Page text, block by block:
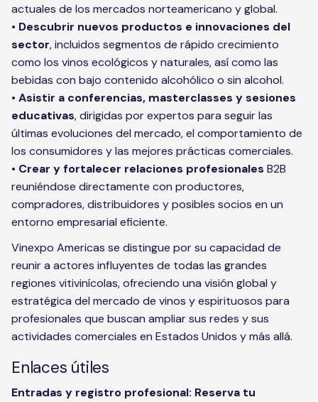
actuales de los mercados norteamericano y global.
• Descubrir nuevos productos e innovaciones del
sector, incluidos segmentos de rápido crecimiento
como los vinos ecológicos y naturales, así como las
bebidas con bajo contenido alcohólico o sin alcohol.
• Asistir a conferencias, masterclasses y sesiones
educativas, dirigidas por expertos para seguir las
últimas evoluciones del mercado, el comportamiento de
los consumidores y las mejores prácticas comerciales.
• Crear y fortalecer relaciones profesionales B2B
reuniéndose directamente con productores,
compradores, distribuidores y posibles socios en un
entorno empresarial eficiente.
Vinexpo Americas se distingue por su capacidad de
reunir a actores influyentes de todas las grandes
regiones vitivinícolas, ofreciendo una visión global y
estratégica del mercado de vinos y espirituosos para
profesionales que buscan ampliar sus redes y sus
actividades comerciales en Estados Unidos y más allá.
Enlaces útiles
Entradas y registro profesional: Reserva tu